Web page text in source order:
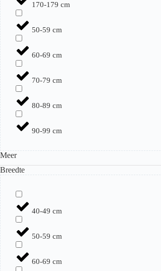
170-179 cm
50-59 cm
60-69 cm
70-79 cm
80-89 cm
90-99 cm
Meer
Breedte
40-49 cm
50-59 cm
60-69 cm